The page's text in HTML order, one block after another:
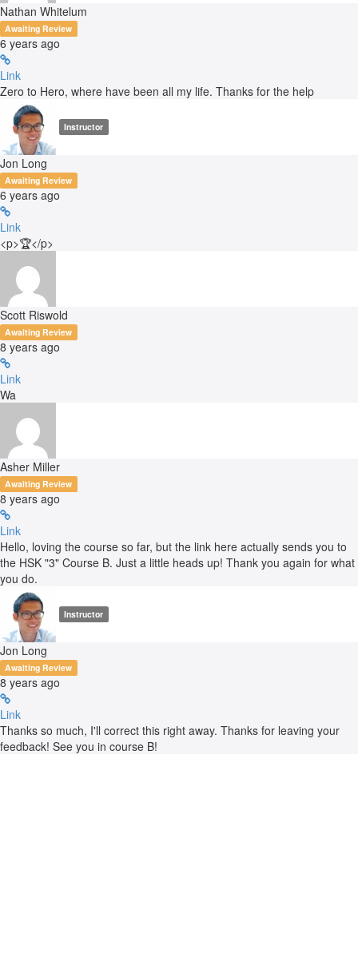
Nathan Whitelum
Awaiting Review
6 years ago
Link
Zero to Hero, where have been all my life. Thanks for the help
Instructor
Jon Long
Awaiting Review
6 years ago
Link
<p>🏆</p>
Scott Riswold
Awaiting Review
8 years ago
Link
Wa
Asher Miller
Awaiting Review
8 years ago
Link
Hello, loving the course so far, but the link here actually sends you to
the HSK "3" Course B. Just a little heads up! Thank you again for what
you do.
Instructor
Jon Long
Awaiting Review
8 years ago
Link
Thanks so much, I'll correct this right away. Thanks for leaving your
feedback! See you in course B!